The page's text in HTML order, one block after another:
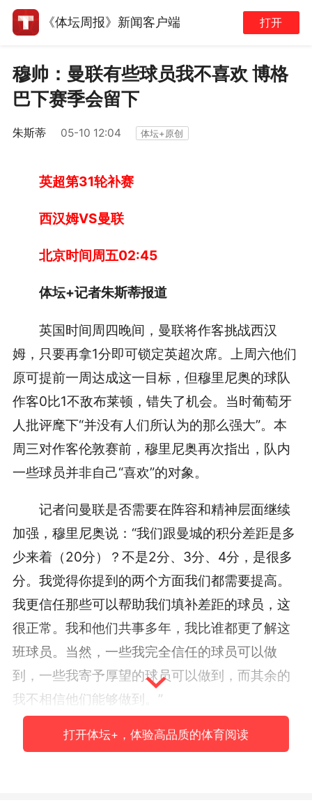
《体坛周报》新闻客户端 打开
穆帅：曼联有些球员我不喜欢 博格
巴下赛季会留下
朱斯蒂 05-10 12:04 体坛+原创
英超第31轮补赛
西汉姆VS曼联
北京时间周五02:45
体坛+记者朱斯蒂报道
英国时间周四晚间，曼联将作客挑战西汉
姆，只要再拿1分即可锁定英超次席。上周六他们
原可提前一周达成这一目标，但穆里尼奥的球队
作客0比1不敌布莱顿，错失了机会。当时葡萄牙
人批评麾下“并没有人们所认为的那么强大”。本
周三对作客伦敦赛前，穆里尼奥再次指出，队内
一些球员并非自己“喜欢”的对象。
记者问曼联是否需要在阵容和精神层面继续
加强，穆里尼奥说：“我们跟曼城的积分差距是多
少来着（20分）？不是2分、 3分、 4分，是很多
分。我觉得你提到的两个方面我们都需要提高。
我更信任那些可以帮助我们填补差距的球员，这
很正常。我和他们共事多年，我比谁都更了解这
班球员。当然，一些我完全信任的球员可以做
到，一些我寄予厚望的球员可以做到，而其余的
我不相信他们能够做到。”
那对于那些不够强大的球员，穆帅还会继续
打开体坛+，体验高品质的体育阅读